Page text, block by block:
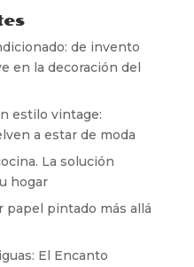
de invento
en la decoración del
estilo vintage:
a estar de moda
La solución
hogar
papel pintado más allá
El Encanto